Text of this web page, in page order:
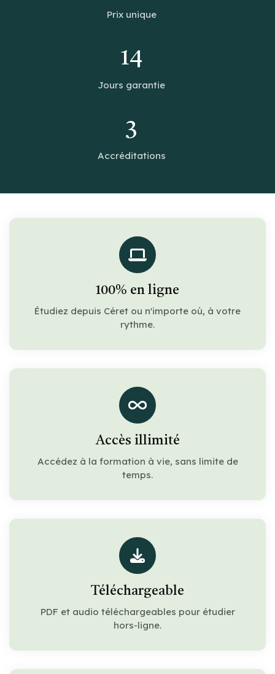
Prix unique
14
Jours garantie
3
Accréditations
100% en ligne
Étudiez depuis Céret ou n'importe où, à votre
rythme.
Accès illimité
Accédez à la formation à vie, sans limite de
temps.
Téléchargeable
PDF et audio téléchargeables pour étudier
hors-ligne.